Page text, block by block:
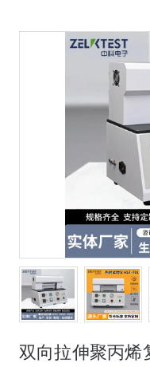
双向拉伸聚丙烯